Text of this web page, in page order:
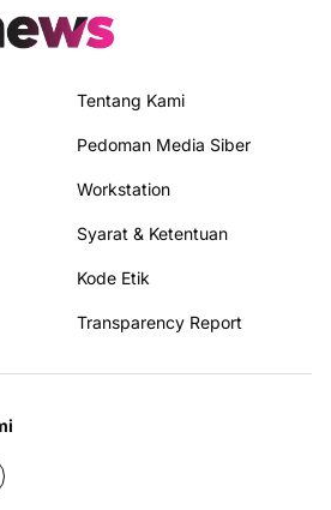
Tentang Kami
Pedoman Media Siber
Workstation
Syarat & Ketentuan
Kode Etik
Transparency Report